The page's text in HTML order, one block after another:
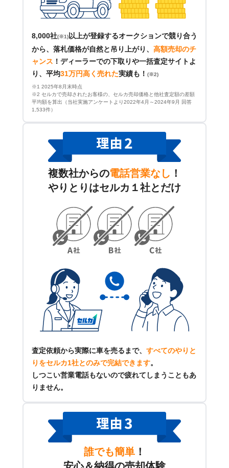
8,000社(※1)以上が登録するオークションで競り合う
から、落札価格が自然と吊り上がり、 高額売却のチ
ャンス ！ ディーラーでの下取りや一括査定サイトよ
り、平均31万円高く売れた実績も！ (※2)
※1 2025年8月末時点
※2 セルカで売却されたお客様の、セルカ売却価格と他社査定額の差額
平均額を算出（当社実施アンケートより2022年4月～2024年9月 回答
1,533件）
複数社からの電話営業なし ！
やりとりはセルカ１社とだけ
査定依頼から実際に車を売るまで、 すべてのやりと
りをセルカ1社とのみで完結できます。
しつこい営業電話もないので疲れてしまうこともあ
りません。
誰でも簡単 ！